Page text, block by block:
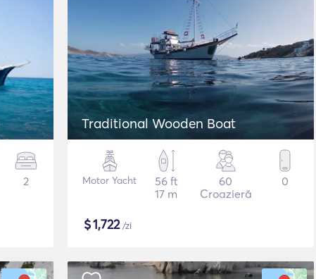
2
Traditional Wooden Boat
Motor Yacht
56 ft
17 m
60
Croazieră
0
$1,722/zi